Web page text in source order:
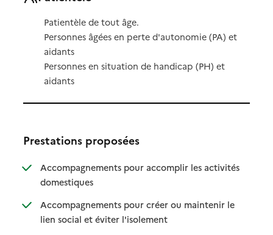
Patientèle de tout âge.
Personnes âgées en perte d'autonomie (PA) et
aidants
Personnes en situation de handicap (PH) et
aidants
Prestations proposées
Accompagnements pour accomplir les activités
domestiques: disponible
: non disponible
Accompagnements pour créer ou maintenir le
lien social et éviter l'isolement: disponible
: non disponible